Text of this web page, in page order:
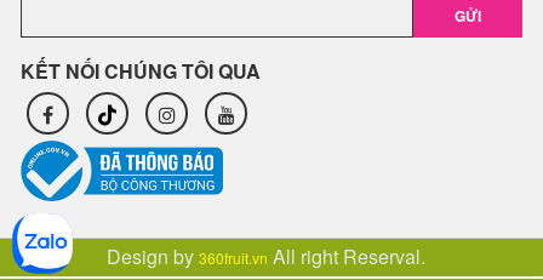
GỬI
KẾT NỐI CHÚNG TÔI QUA
Design by 360fruit.vn All right Reserval.